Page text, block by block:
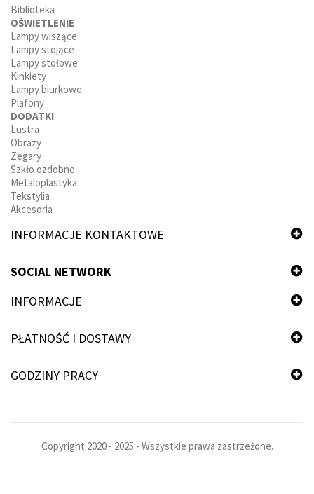
Biblioteka
OŚWIETLENIE
Lampy wiszące
Lampy stojące
Lampy stołowe
Kinkiety
Lampy biurkowe
Plafony
DODATKI
Lustra
Obrazy
Zegary
Szkło ozdobne
Metaloplastyka
Tekstylia
Akcesoria
INFORMACJE KONTAKTOWE
SOCIAL NETWORK
INFORMACJE
PŁATNOŚĆ I DOSTAWY
GODZINY PRACY
Copyright 2020 - 2025 - Wszystkie prawa zastrzeżone.